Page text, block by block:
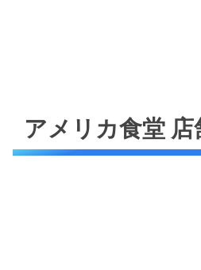
アメリカ食堂 店